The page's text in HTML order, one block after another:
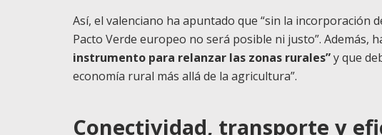
Así, el valenciano ha apuntado que “sin la incorporación
Pacto Verde europeo no será posible ni justo”. Además,
instrumento para relanzar las zonas rurales”y que
economía rural más allá de la agricultura”.
Conectividad, transporte y